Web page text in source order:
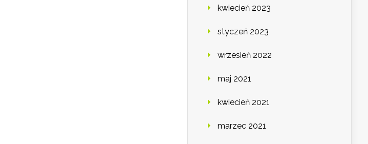
kwiecień 2023
styczeń 2023
wrzesień 2022
maj 2021
kwiecień 2021
marzec 2021